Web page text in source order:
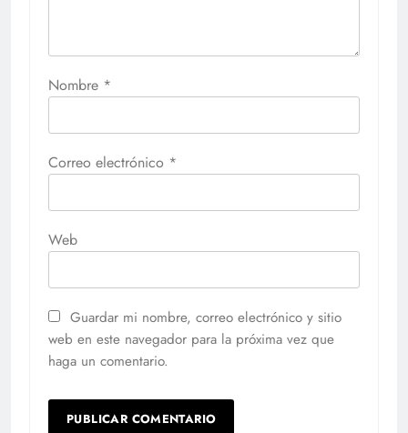
Nombre *
Correo electrónico *
Web
Guardar mi nombre, correo electrónico y sitio
web en este navegador para la próxima vez que
haga un comentario.